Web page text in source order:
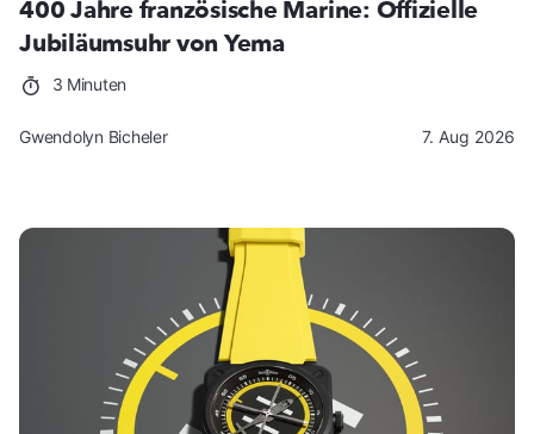
400 Jahre französische Marine: Offizielle
Jubiläumsuhr von Yema
3 Minuten
Gwendolyn Bicheler 7. Aug 2026